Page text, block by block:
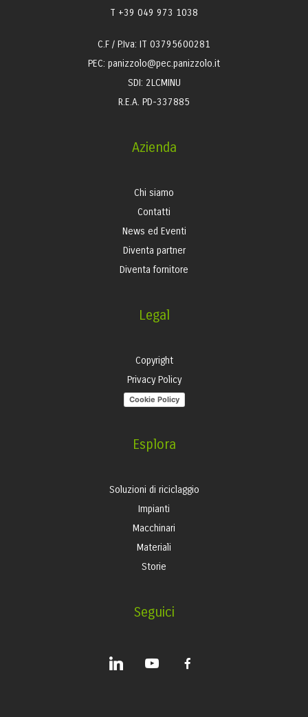
T +39 049 973 1038
C.F / P.Iva: IT 03795600281
PEC: panizzolo@pec.panizzolo.it
SDI: 2LCMINU
R.E.A. PD-337885
Azienda
Chi siamo
Contatti
News ed Eventi
Diventa partner
Diventa fornitore
Legal
Copyright
Privacy Policy
Cookie Policy
Esplora
Soluzioni di riciclaggio
Impianti
Macchinari
Materiali
Storie
Seguici
linkedin youtube
facebook-